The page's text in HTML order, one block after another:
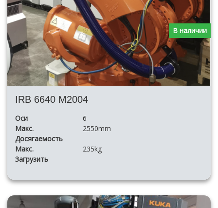
IRB 6640 M2004
Оси
6
Макс.
Досягаемость
2550mm
Макс.
Загрузить
235kg
В наличии